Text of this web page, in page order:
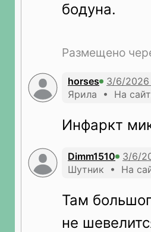
бодуна.
Размещено
horses
Ярила • На
Инфаркт
Dimm1510
Шутник • На
Там
не